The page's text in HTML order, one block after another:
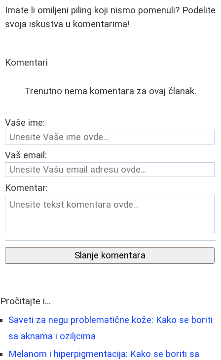
Imate li omiljeni piling koji nismo pomenuli? Podelite
svoja iskustva u komentarima!
Komentari
Trenutno nema komentara za ovaj članak.
Vaše ime:
Vaš email:
Komentar:
Slanje komentara
Pročitajte i...
Saveti za negu problematične kože: Kako se boriti
sa aknama i oziljcima
Melanom i hiperpigmentacija: Kako se boriti sa